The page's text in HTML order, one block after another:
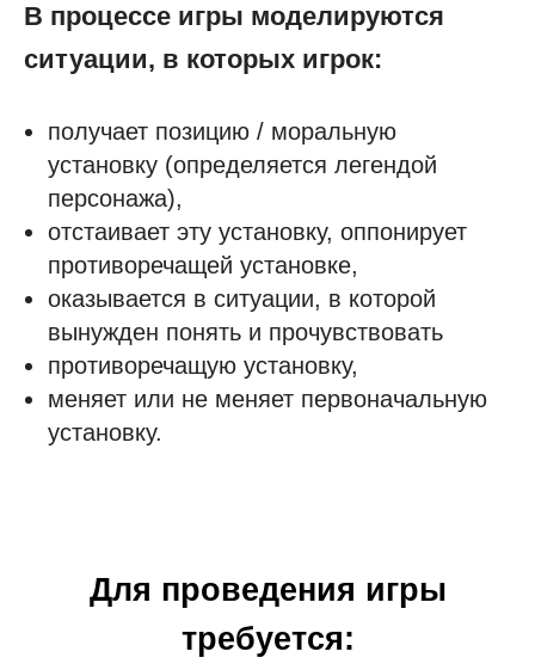
В процессе игры моделируются
ситуации, в которых игрок:
получает позицию / моральную
установку (определяется легендой
персонажа),
отстаивает эту установку, оппонирует
противоречащей установке,
оказывается в ситуации, в которой
вынужден понять и прочувствовать
противоречащую установку,
меняет или не меняет первоначальную
установку.
Для проведения игры
требуется: